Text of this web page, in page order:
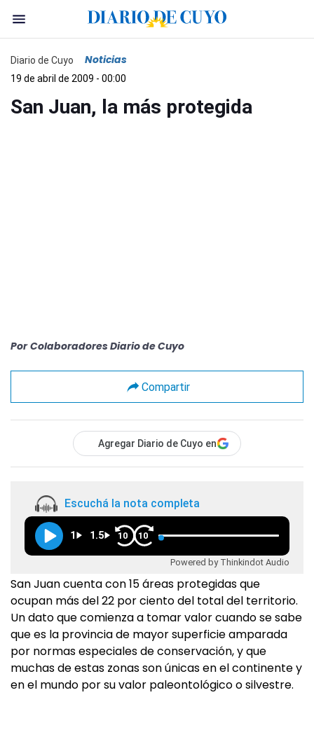
Diario de Cuyo Noticias
19 de abril de 2009 - 00:00
San Juan, la más protegida
Por Colaboradores Diario de Cuyo
Compartir
Agregar Diario de Cuyo en
Escuchá la nota completa
1 1.5 10 10
Powered by Thinkindot Audio
San Juan cuenta con 15 áreas protegidas que
ocupan más del 22 por ciento del total del territorio.
Un dato que comienza a tomar valor cuando se sabe
que es la provincia de mayor superficie amparada
por normas especiales de conservación, y que
muchas de estas zonas son únicas en el continente y
en el mundo por su valor paleontológico o silvestre.